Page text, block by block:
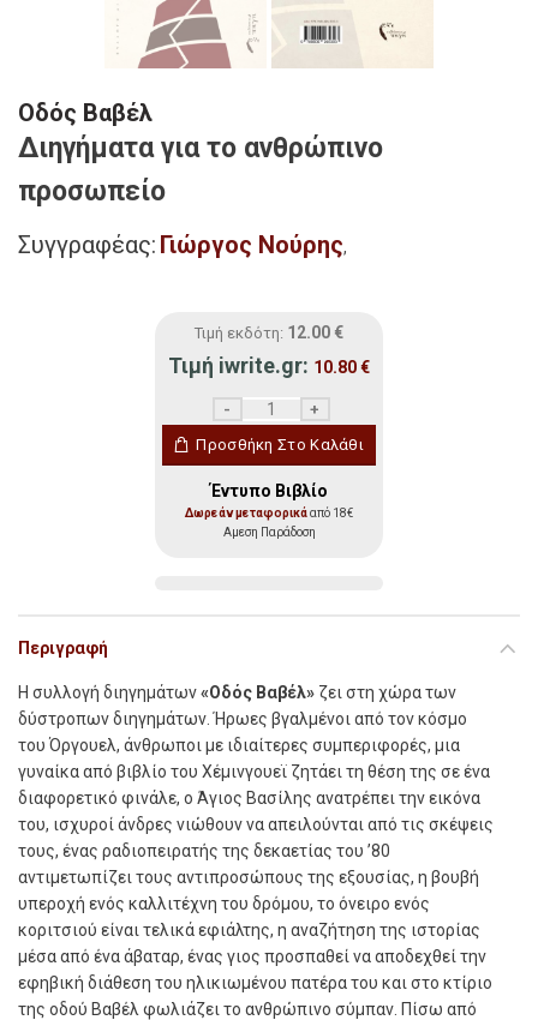
Οδός Βαβέλ
Διηγήματα για το ανθρώπινο
προσωπείο
Συγγραφέας: Γιώργος Νούρης,
Τιμή εκδότη: 12.00 €
Τιμή iwrite.gr: 10.80€
Προσθήκη Στο Καλάθι
Έντυπο Βιβλίο
Δωρεάν μεταφορικάαπό 18€
Αμεση Παράδοση
Περιγραφή
H συλλογή διηγηµάτων«Οδός Βαβέλ» ζει στη χώρα των
δύστροπων διηγηµάτων. Ήρωες βγαλµένοι από τον κόσµο
του Όργουελ, άνθρωποι µε ιδιαίτερες συµπεριφορές, µια
γυναίκα από βιβλίο του Χέµινγουεϊ ζητάει τη θέση της σε ένα
διαφορετικό φινάλε, ο Άγιος Βασίλης ανατρέπει την εικόνα
του, ισχυροί άνδρες νιώθουν να απειλούνται από τις σκέψεις
τους, ένας ραδιοπειρατής της δεκαετίας του ’80
αντιµετωπίζει τους αντιπροσώπους της εξουσίας, η βουβή
υπεροχή ενός καλλιτέχνη του δρόµου, το όνειρο ενός
κοριτσιού είναι τελικά εφιάλτης, η αναζήτηση της ιστορίας
µέσα από ένα άβαταρ, ένας γιος προσπαθεί να αποδεχθεί την
εφηβική διάθεση του ηλικιωµένου πατέρα του και στο κτίριο
της οδού Βαβέλ φωλιάζει το ανθρώπινο σύµπαν. Πίσω από